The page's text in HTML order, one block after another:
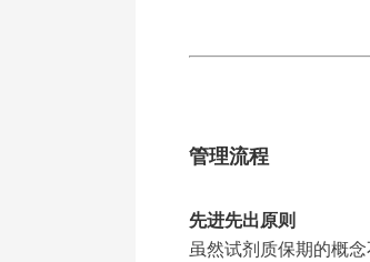
管理流程
先进先出原则
虽然试剂质保期的概